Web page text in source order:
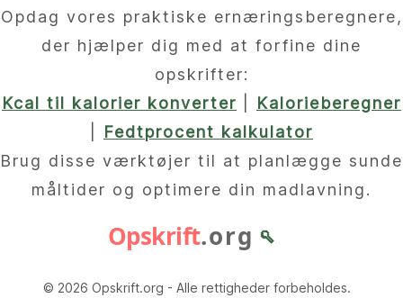
Opdag vores praktiske ernæringsberegnere,
der hjælper dig med at forfine dine
opskrifter:
Kcal til kalorier konverter
Kalorieberegner
Fedtprocent kalkulator
Brug disse værktøjer til at planlægge sunde
måltider og optimere din madlavning.
Opskrift.org 🥄
© 2026 Opskrift.org - Alle rettigheder forbeholdes.